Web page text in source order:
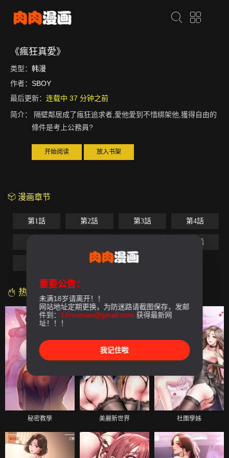
《瘋狂真愛》
类型： 韩漫
作者： SBOY
最后更新： 连载中 37 分钟之前
简介：
隔壁鄰居成了瘋狂追求者,愛他愛到不惜綁架他,獲得自由的
條件是考上公務員?
开始阅读 放入书架
漫画章节
第1話 第2話 第3話 第4話
第8話
热门漫画
秘密教學 美麗新世界 社團學姊
重要公告：
未满18岁请离开！！
网站地址定期更换，为防迷路请截图保存，发邮
件到： 18rouman@gmail.com 获得最新网
址！！！
我记住啦